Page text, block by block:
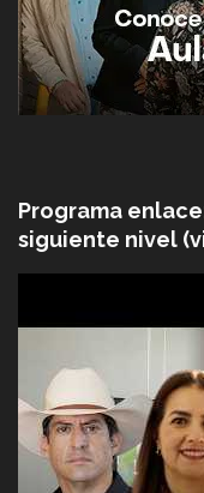
Programa
siguiente nivel